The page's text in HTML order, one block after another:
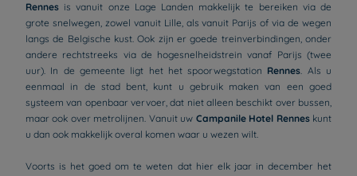
Rennes is vanuit onze Lage Landen makkelijk te bereiken via de
grote snelwegen, zowel vanuit Lille, als vanuit Parijs of via de wegen
langs de Belgische kust. Ook zijn er goede treinverbindingen, onder
andere rechtstreeks via de hogesnelheidstrein vanaf Parijs (twee
uur). In de gemeente ligt het het spoorwegstation Rennes. Als u
eenmaal in de stad bent, kunt u gebruik maken van een goed
systeem van openbaar vervoer, dat niet alleen beschikt over bussen,
maar ook over metrolijnen. Vanuit uw Campanile Hotel Renneskunt
u dan ook makkelijk overal komen waar u wezen wilt.
Voorts is het goed om te weten dat hier elk jaar in december het